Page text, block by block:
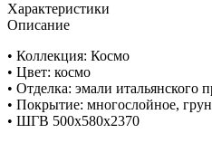
Характеристики
Описание
• Коллекция: Космо
• Цвет: космо
• Отделка: эмали итальянского
• Покрытие: многослойное,
• ШГВ 500х580х2370